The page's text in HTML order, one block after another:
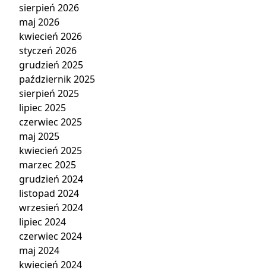
sierpień 2026
maj 2026
kwiecień 2026
styczeń 2026
grudzień 2025
październik 2025
sierpień 2025
lipiec 2025
czerwiec 2025
maj 2025
kwiecień 2025
marzec 2025
grudzień 2024
listopad 2024
wrzesień 2024
lipiec 2024
czerwiec 2024
maj 2024
kwiecień 2024